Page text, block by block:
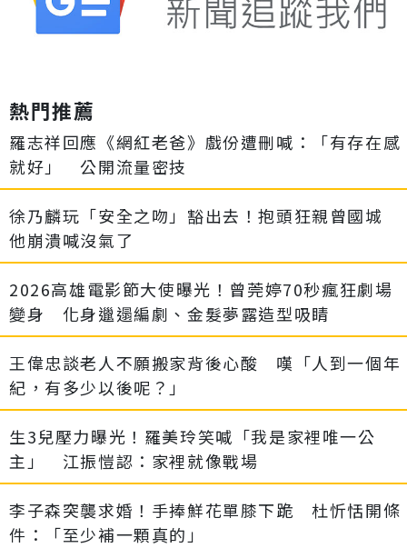
熱門推薦
羅志祥回應《網紅老爸》戲份遭刪喊：「有存在感
就好」 公開流量密技
徐乃麟玩「安全之吻」豁出去！抱頭狂親曾國城
他崩潰喊沒氣了
2026高雄電影節大使曝光！曾莞婷70秒瘋狂劇場
變身 化身邋遢編劇、金髮夢露造型吸睛
王偉忠談老人不願搬家背後心酸 嘆「人到一個年
紀，有多少以後呢？」
生3兒壓力曝光！羅美玲笑喊「我是家裡唯一公
主」 江振愷認：家裡就像戰場
李子森突襲求婚！手捧鮮花單膝下跪 杜忻恬開條
件：「至少補一顆真的」